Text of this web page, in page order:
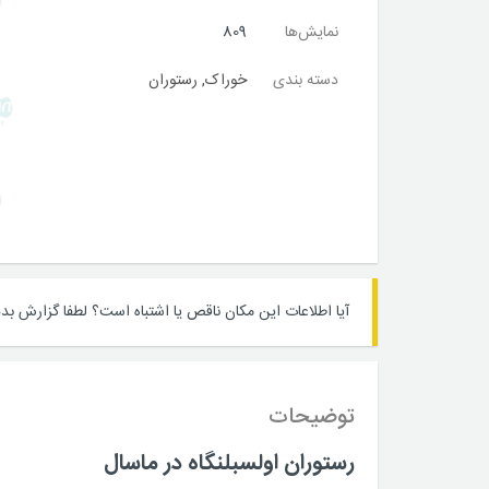
نمایش‌ها
809
دسته بندی
خوراک, رستوران
آیا اطلاعات این مکان ناقص یا اشتباه است؟ لطفا گزارش
توضیحات
رستوران اولسبلنگاه در ماسال